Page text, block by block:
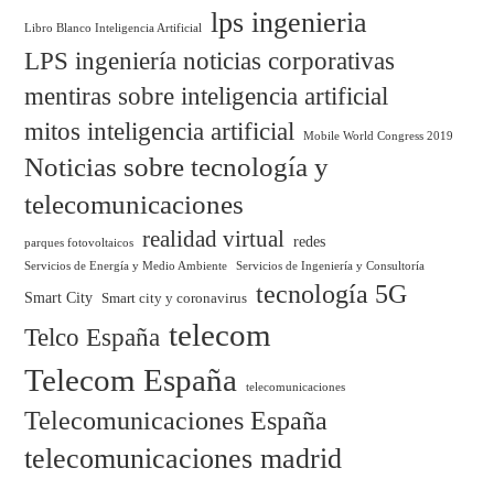
Libro Blanco Inteligencia Artificial lps ingenieria
LPS ingeniería noticias corporativas
mentiras sobre inteligencia artificial
mitos inteligencia artificial
Mobile World Congress 2019
Noticias sobre tecnología y
telecomunicaciones
parques fotovoltaicos realidad virtual redes
Servicios de Energía y Medio Ambiente Servicios de Ingeniería y Consultoría
Smart City Smart city y coronavirus tecnología 5G
Telco España telecom
Telecom España
telecomunicaciones
Telecomunicaciones España
telecomunicaciones madrid